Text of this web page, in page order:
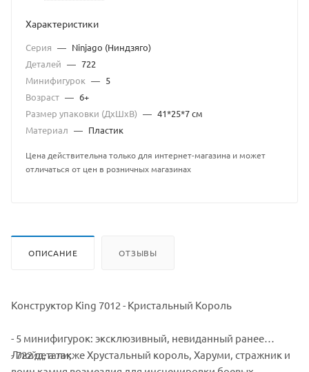
Характеристики
Серия — Ninjago (Ниндзяго)
Деталей — 722
Минифигурок — 5
Возраст — 6+
Размер упаковки (ДхШхВ) — 41*25*7 см
Материал — Пластик
Цена действительна только для интернет-магазина и может
отличаться от цен в розничных магазинах
ОПИСАНИЕ ОТЗЫВЫ
Конструктор King 7012 - Кристальный Король
- 5 минифигурок: эксклюзивный, невиданный ранее
Ллойд, а также Хрустальный король, Харуми, стражник и
- 722 детали;